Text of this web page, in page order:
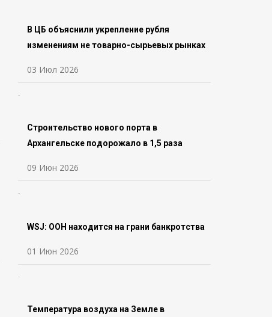
В ЦБ объяснили укрепление рубля
изменениям не товарно-сырьевых рынках
03 Июл 2026
Строительство нового порта в
Архангельске подорожало в 1,5 раза
09 Июн 2026
WSJ: ООН находится на грани банкротства
01 Июн 2026
Температура воздуха на Земле в